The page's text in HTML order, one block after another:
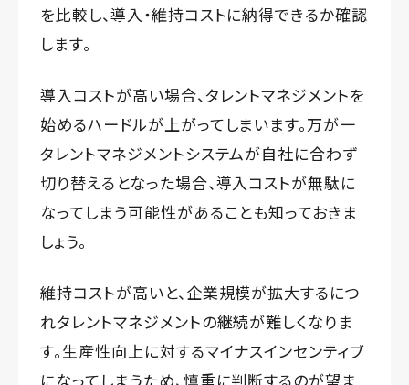
を比較し、導入・維持コストに納得できるか確認
します。
導入コストが高い場合、タレントマネジメントを
始めるハードルが上がってしまいます。万が一
タレントマネジメントシステムが自社に合わず
切り替えるとなった場合、導入コストが無駄に
なってしまう可能性があることも知っておきま
しょう。
維持コストが高いと、企業規模が拡大するにつ
れタレントマネジメントの継続が難しくなりま
す。生産性向上に対するマイナスインセンティブ
になってしまうため、慎重に判断するのが望ま